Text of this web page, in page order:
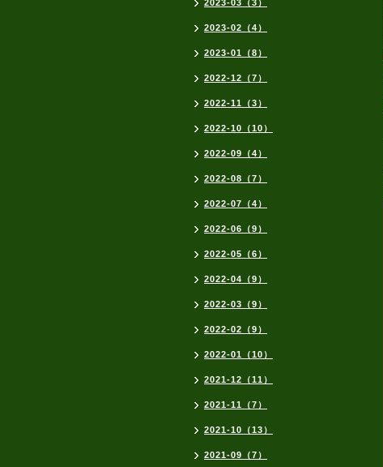
2023-03（3）
2023-02（4）
2023-01（8）
2022-12（7）
2022-11（3）
2022-10（10）
2022-09（4）
2022-08（7）
2022-07（4）
2022-06（9）
2022-05（6）
2022-04（9）
2022-03（9）
2022-02（9）
2022-01（10）
2021-12（11）
2021-11（7）
2021-10（13）
2021-09（7）